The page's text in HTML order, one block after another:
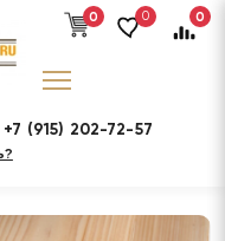
0 0 0
+7 (915) 202-72-57